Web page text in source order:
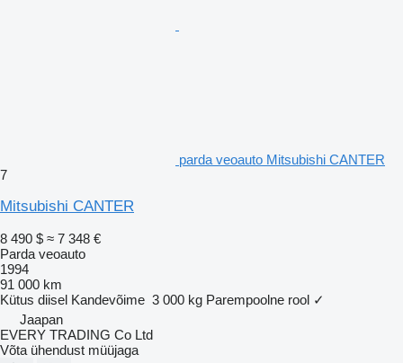
parda veoauto Mitsubishi CANTER
7
Mitsubishi CANTER
8 490 $ ≈ 7 348 €
Parda veoauto
1994
91 000 km
Kütus diisel Kandevõime 3 000 kg Parempoolne rool ✓
Jaapan
EVERY TRADING Co Ltd
Võta ühendust müüjaga